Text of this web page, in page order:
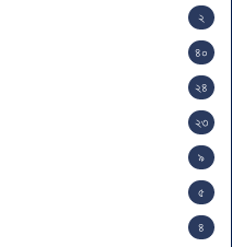
২
৪০
২৪
২৩
৯
৫
৪